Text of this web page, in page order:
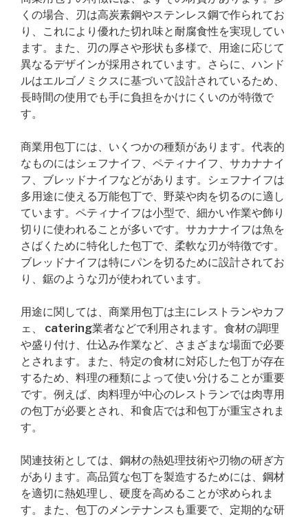
くの場合、刃は高炭素鋼やステンレス鋼で作られてお
り、これにより優れた切れ味と耐腐食性を実現してい
ます。また、刃の厚さや形状も多様で、用途に応じて
異なるデザインが採用されています。さらに、ハンド
ルはエルゴノミクスに基づいて設計されているため、
長時間の使用でも手に負担をかけにくいのが特徴で
す。
商業用包丁には、いくつかの種類があります。代表的
なものにはシェフナイフ、ペティナイフ、サカナナイ
フ、ブレッドナイフなどがあります。シェフナイフは
多用途に使える万能包丁で、野菜や肉を切るのに適し
ています。ペティナイフは小型で、細かい作業や飾り
切りに使われることが多いです。サカナナイフは魚を
さばくために特化した包丁で、柔軟な刃が特徴です。
ブレッドナイフは特にパンを切るために設計されてお
り、鋸のような刃が使われています。
用途に関しては、商業用包丁は主にレストランやカフ
ェ、 catering業者などで利用されます。食材の調理
や盛り付け、仕込み作業など、さまざまな場面で必要
とされます。また、特定の食材に対応した包丁が存在
するため、料理の種類によって使い分けることが重要
です。例えば、肉料理が中心のレストランでは肉専用
の包丁が必要とされ、和食店では和包丁が重宝されま
す。
関連技術としては、鋼材の熱処理技術や刃物の研ぎ方
があります。高品質な包丁を製造するためには、鋼材
を適切に熱処理し、硬度を高めることが求められま
す。また、包丁のメンテナンスも重要で、定期的な研